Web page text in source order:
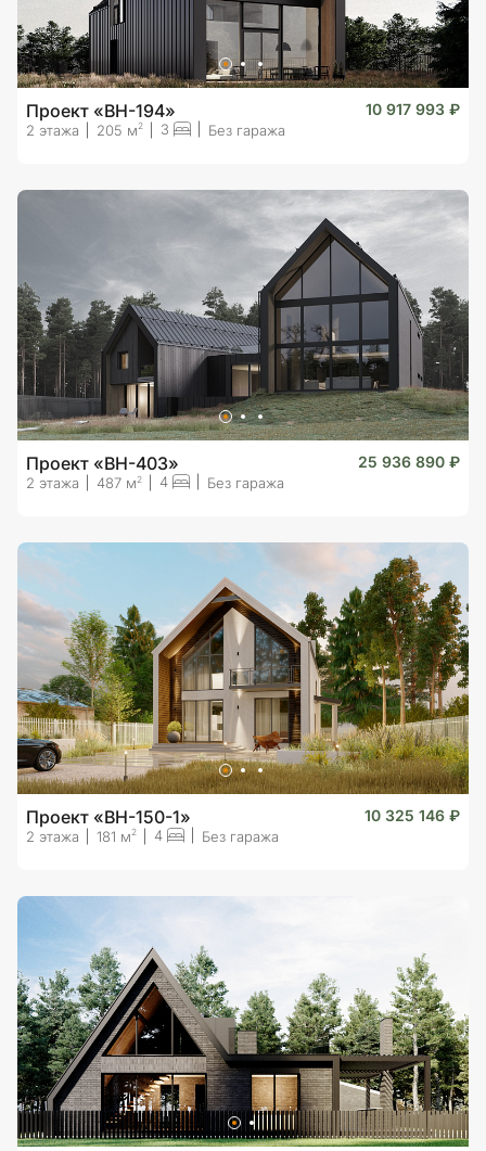
Проект «BH-194» 10 917 993 ₽
2 этажа 205 м2 3 Без гаража
Проект «BH-403» 25 936 890 ₽
2 этажа 487 м 2 4 Без гаража
Проект «BH-150-1» 10 325 146 ₽
2 этажа 181 м2 4 Без гаража